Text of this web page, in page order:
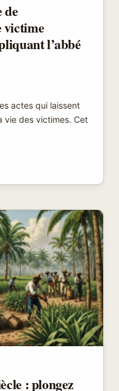
de
victime
l’abbé
actes qui laissent
vie des victimes. Cet
: plongez